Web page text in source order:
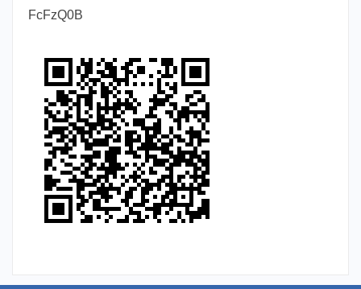
FcFzQ0B